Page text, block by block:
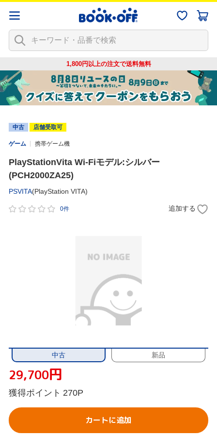
1,800円以上の注文で送料無料
中古 店舗受取可
ゲーム 携帯ゲーム機
PlayStationVita Wi-Fiモデル:シルバー
(PCH2000ZA25)
PSVITA(PlayStation VITA)
0件 追加する
中古 新品
29,700円
獲得ポイント 270P
カートに追加